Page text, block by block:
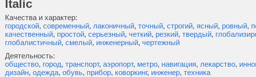
Italic
Качества и характер:
городской, современный, лаконичный, точный, строгий, ясный, ровный,
качественный, простой, серьезный, четкий, резкий, твердый,
глобалистичный, смелый, инженерный, чертежный
Деятельность:
общество, город, транспорт, аэропорт, метро, навигация, лекарство,
дизайн, одежда, обувь, прибор, коворкинг, инженер, техника